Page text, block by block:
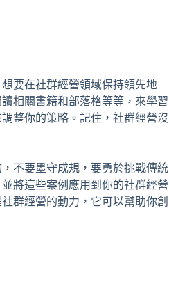
要在社群經營領域保持領先地
相關書籍和部落格等等，來學習
整你的策略。記住，社群經營沒
不要墨守成規，要勇於挑戰傳統
將這些案例應用到你的社群經營
群經營的動力，它可以幫助你創